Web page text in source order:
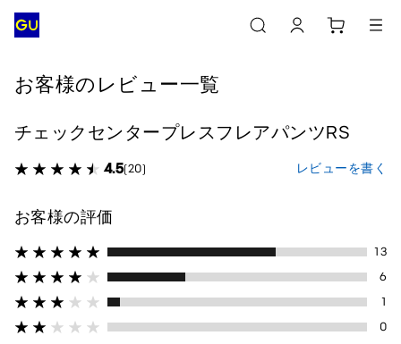
お客様のレビュー一覧
チェックセンタープレスフレアパンツRS
4.5(20) レビューを書く
お客様の評価
13
6
1
0